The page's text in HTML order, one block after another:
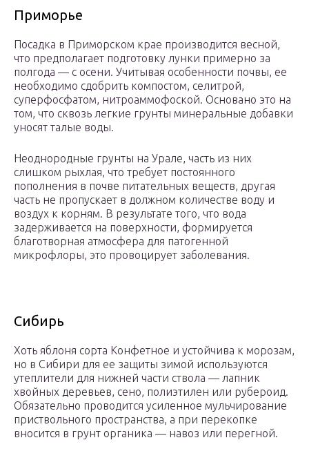
Приморье
Посадка в Приморском крае производится весной,
что предполагает подготовку лунки примерно за
полгода — с осени. Учитывая особенности почвы, ее
необходимо сдобрить компостом, селитрой,
суперфосфатом, нитроаммофоской. Основано это на
том, что сквозь легкие грунты минеральные добавки
уносят талые воды.
Неоднородные грунты на Урале, часть из них
слишком рыхлая, что требует постоянного
пополнения в почве питательных веществ, другая
часть не пропускает в должном количестве воду и
воздух к корням. В результате того, что вода
задерживается на поверхности, формируется
благотворная атмосфера для патогенной
микрофлоры, это провоцирует заболевания.
Сибирь
Хоть яблоня сорта Конфетное и устойчива к морозам,
но в Сибири для ее защиты зимой используются
утеплители для нижней части ствола — лапник
хвойных деревьев, сено, полиэтилен или рубероид.
Обязательно проводится усиленное мульчирование
приствольного пространства, а при перекопке
вносится в грунт органика — навоз или перегной.